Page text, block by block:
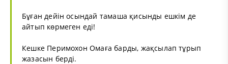
Бұған дейін осындай тамаша қисынды ешкім де
айтып көрмеген еді!
Кешке Перимохон Омаға барды, жақсылап тұрып
жазасын берді.